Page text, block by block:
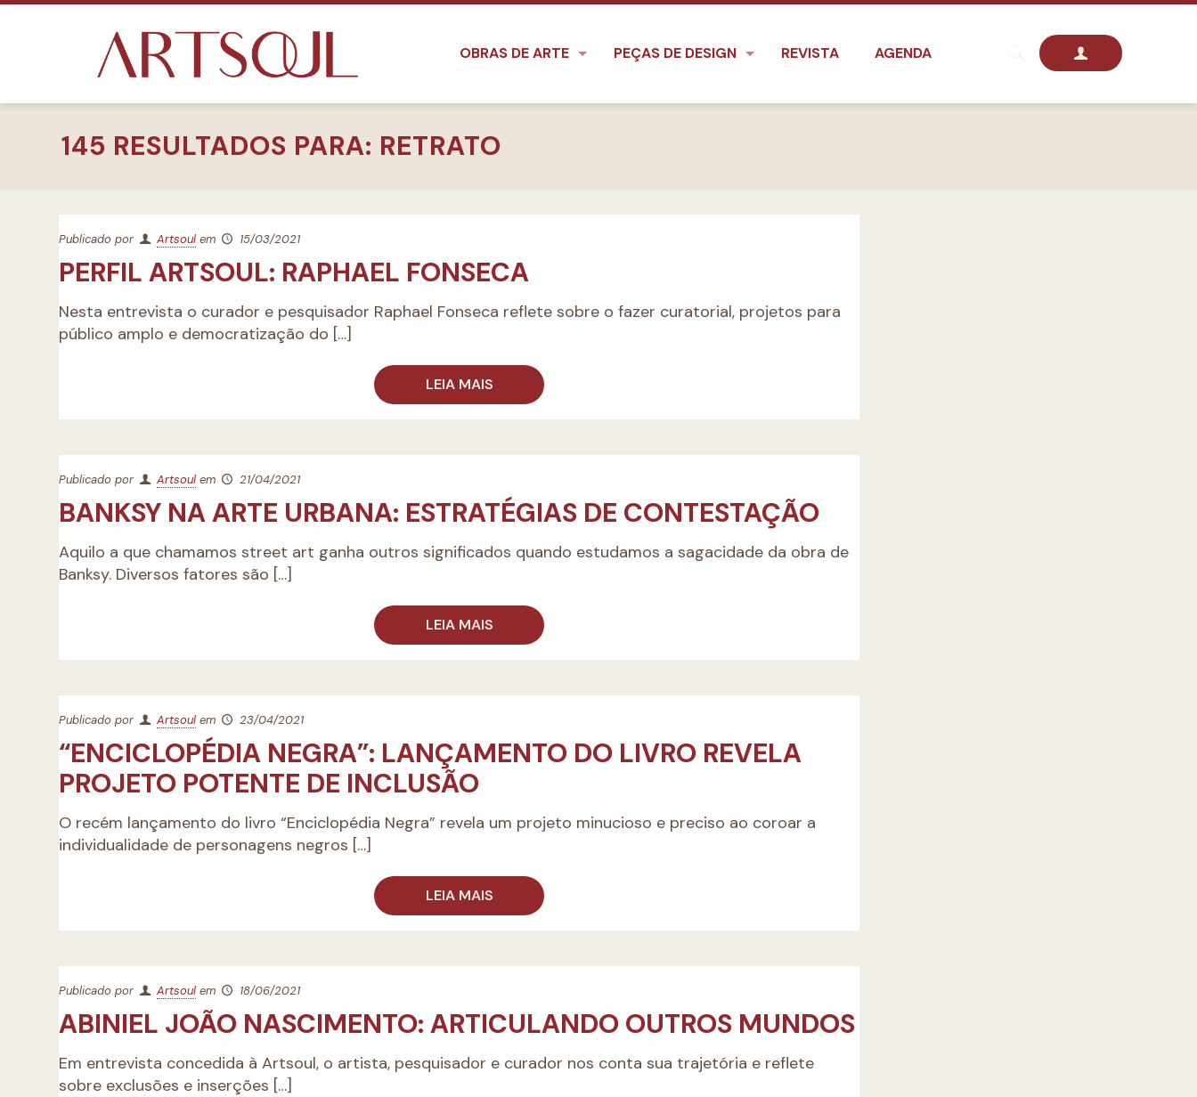
OBRAS DE ARTE PEÇAS DE DESIGN REVISTA AGENDA
145 RESULTADOS PARA: RETRATO
Publicado por Artsoul em 15/03/2021
PERFIL ARTSOUL: RAPHAEL FONSECA
Nesta entrevista o curador e pesquisador Raphael Fonseca reflete sobre o fazer curatorial, projetos para
público amplo e democratização do […]
LEIA MAIS
Publicado por Artsoul em 21/04/2021
BANKSY NA ARTE URBANA: ESTRATÉGIAS DE CONTESTAÇÃO
Aquilo a que chamamos street art ganha outros significados quando estudamos a sagacidade da obra de
Banksy. Diversos fatores são […]
LEIA MAIS
Publicado por Artsoul em 23/04/2021
“ENCICLOPÉDIA NEGRA”: LANÇAMENTO DO LIVRO REVELA
PROJETO POTENTE DE INCLUSÃO
O recém lançamento do livro “Enciclopédia Negra” revela um projeto minucioso e preciso ao coroar a
individualidade de personagens negros […]
LEIA MAIS
Publicado por Artsoul em 18/06/2021
ABINIEL JOÃO NASCIMENTO: ARTICULANDO OUTROS MUNDOS
Em entrevista concedida à Artsoul, o artista, pesquisador e curador nos conta sua trajetória e reflete
sobre exclusões e inserções […]